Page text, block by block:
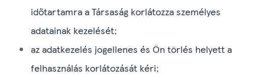
időtartamra a Társaság korlátozza személyes
adatainak kezelését;
az adatkezelés jogellenes és Ön törlés helyett a
felhasználás korlátozását kéri;